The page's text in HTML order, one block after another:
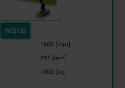
WIĘCEJ
1600 [mm]
291 [mm]
1000 [kg]